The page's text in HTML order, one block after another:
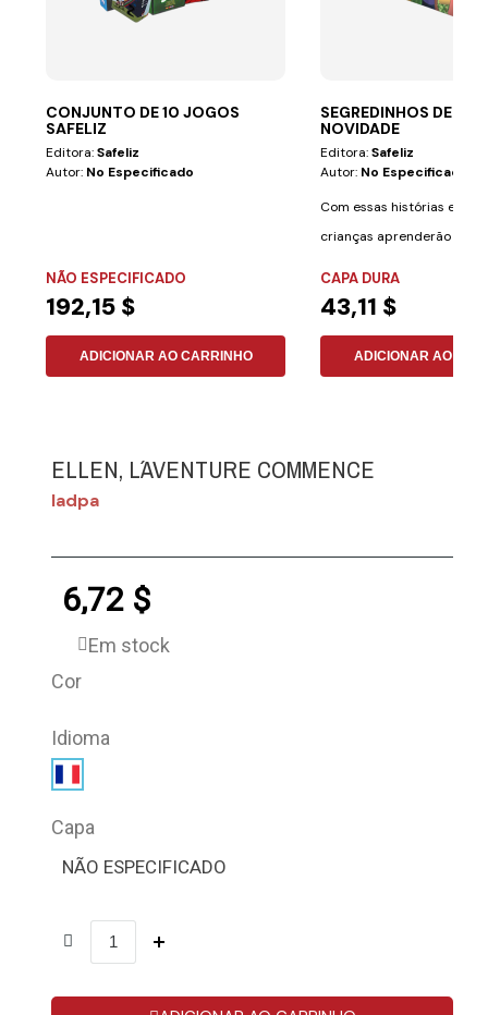
CONJUNTO DE 10 JOGOS
SAFELIZ
Editora:Safeliz
Autor: No Especificado
NÃO ESPECIFICADO
192,15 $
ADICIONAR AO CARRINHO
SEGREDINHOS DE
NOVIDADE
Editora:Safeliz
Autor: No Especificado
Com essas histórias
crianças aprenderão a
CAPA DURA
43,11 $
ADICIONAR AO
ELLEN, L´AVENTURE COMMENCE
Iadpa
6,72 $
Em stock
Cor
Idioma
Capa
NÃO ESPECIFICADO